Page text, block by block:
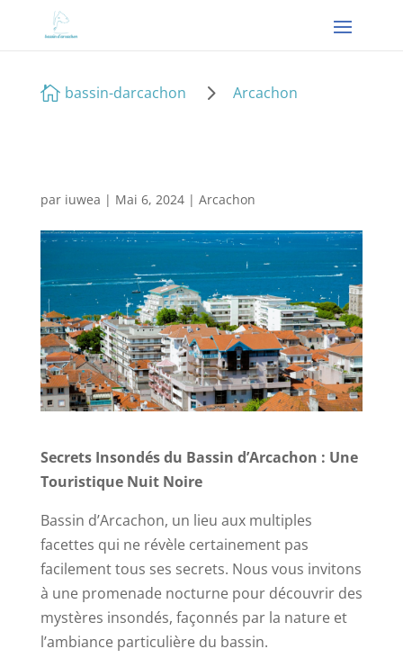
 bassin-darcachon 5 Arcachon
par iuwea | Mai 6, 2024| Arcachon
Secrets Insondés du Bassin d’Arcachon : Une
Touristique Nuit Noire
Bassin d’Arcachon, un lieu aux multiples
facettes qui ne révèle certainement pas
facilement tous ses secrets. Nous vous invitons
à une promenade nocturne pour découvrir des
mystères insondés, façonnés par la nature et
l’ambiance particulière du bassin.